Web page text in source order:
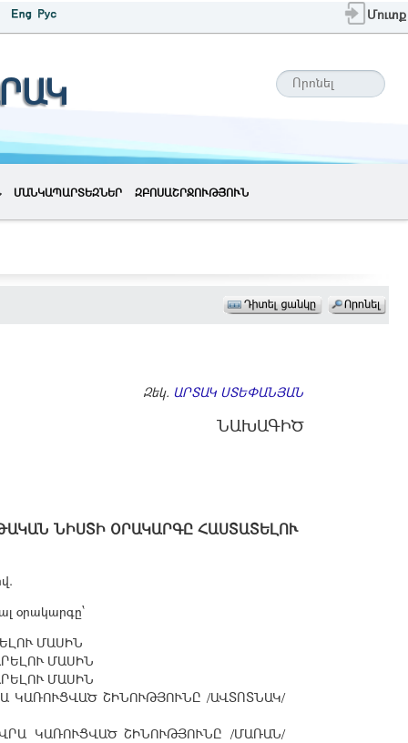
Մուտք
ՄԱՆԿԱՊԱՐՏԵԶՆԵՐ ԶԲՈՍԱՇՐՋՈՒԹՅՈՒՆ
Զեկ. ԱՐՏԱԿ ՍՏԵՓԱՆՅԱՆ
ՆԱԽԱԳԻԾ
ՆԻՍՏԻ ՕՐԱԿԱՐԳԸ ՀԱՍՏԱՏԵԼՈՒ
օրակարգը՝
ՄԱՍԻՆ
ՄԱՍԻՆ
ՄԱՍԻՆ
ՇԻՆՈՒԹՅՈՒՆԸ /ԱՎՏՈՏՆԱԿ/
ԿԱՌՈՒՑՎԱԾ ՇԻՆՈՒԹՅՈՒՆԸ /ՄԱՌԱՆ/